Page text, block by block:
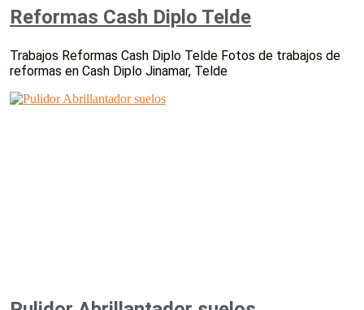
Reformas Cash Diplo Telde
Trabajos Reformas Cash Diplo Telde Fotos de trabajos de
reformas en Cash Diplo Jinamar, Telde